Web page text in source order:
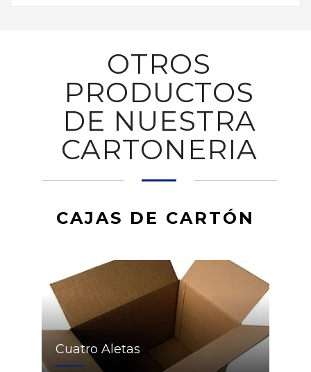
OTROS
PRODUCTOS
DE NUESTRA
CARTONERIA
CAJAS DE CARTÓN
Cuatro Aletas